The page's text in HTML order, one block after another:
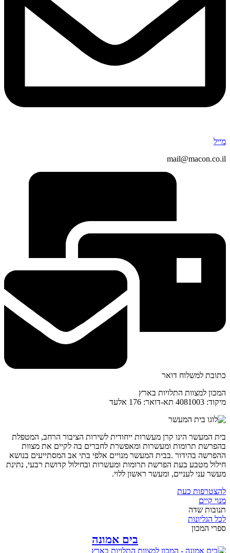
מייל
mail@macon.co.il
כתובת למשלוח דואר
המכון למצוות התלויות בארץ
מיקוד: 4081003 תא-דואר: 176 אלעד
בית המעשר הינו קרן מעשרות ייחודית לשירות הציבור הרחב, המטפלת
בהפרשת תרומות ומעשרות ומאפשרת לחברים בה לקיים את מצוות
ההפרשה בהידור .בבית המעשר מנויים אלפי בתי אב המסתייעים בנושא
חילול מטבע בעת הפרשת תרומות ומעשרות ובחילול קדושת רבעי, נתינת
מעשר עני לעניים, ומעשר ראשון ללוי.
להצטרפות כעת
מנוי קיים
תנובות שדה
לכל הגליונות
ספרי המכון
בים אמונה